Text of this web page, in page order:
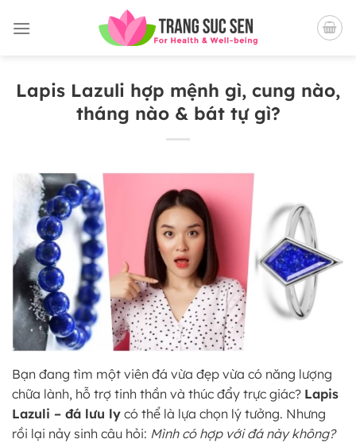
qua
Lapis Lazuli hợp mệnh gì, cung nào,
tháng nào & bát tự gì?
Bạn đang tìm một viên đá vừa đẹp vừa có năng lượng
chữa lành, hỗ trợ tinh thần và thúc đẩy trực giác? Lapis
Lazuli – đá lưu ly có thể là lựa chọn lý tưởng. Nhưng
rồi lại nảy sinh câu hỏi: Mình có hợp với đá này không?